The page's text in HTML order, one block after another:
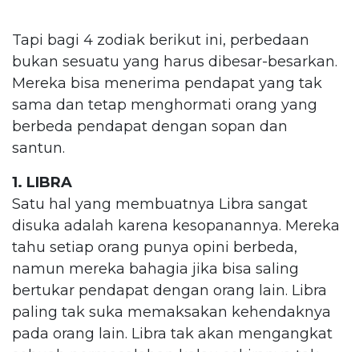
Tapi bagi 4 zodiak berikut ini, perbedaan
bukan sesuatu yang harus dibesar-besarkan.
Mereka bisa menerima pendapat yang tak
sama dan tetap menghormati orang yang
berbeda pendapat dengan sopan dan
santun.
1. LIBRA
Satu hal yang membuatnya Libra sangat
disuka adalah karena kesopanannya. Mereka
tahu setiap orang punya opini berbeda,
namun mereka bahagia jika bisa saling
bertukar pendapat dengan orang lain. Libra
paling tak suka memaksakan kehendaknya
pada orang lain. Libra tak akan mengangkat